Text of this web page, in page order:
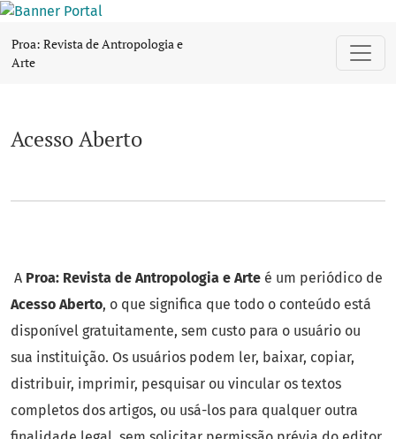
Acesso Aberto
Proa: Revista de Antropologia e
Arte
Acesso Aberto
A Proa: Revista de Antropologia e Arte é um periódico de
Acesso Aberto, o que significa que todo o conteúdo está
disponível gratuitamente, sem custo para o usuário ou
sua instituição. Os usuários podem ler, baixar, copiar,
distribuir, imprimir, pesquisar ou vincular os textos
completos dos artigos, ou usá-los para qualquer outra